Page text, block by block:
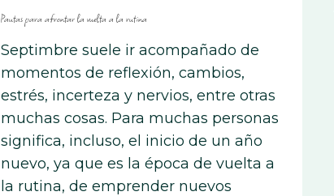
Pautas para afrontar la vuelta a la rutina
Septimbre suele ir acompañado de
momentos de reflexión, cambios,
estrés, incerteza y nervios, entre otras
muchas cosas. Para muchas personas
significa, incluso, el inicio de un año
nuevo, ya que es la época de vuelta a
la rutina, de emprender nuevos